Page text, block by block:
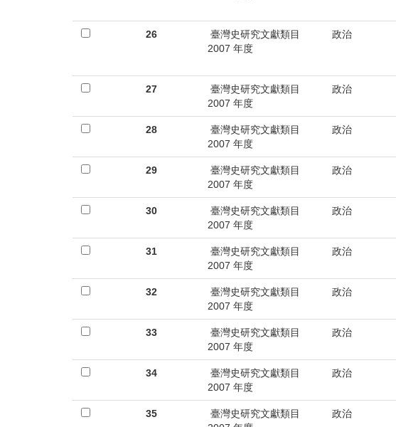
26
臺灣史研究文獻類目
2007 年度
政治
27
臺灣史研究文獻類目
2007 年度
政治
28
臺灣史研究文獻類目
2007 年度
政治
29
臺灣史研究文獻類目
2007 年度
政治
30
臺灣史研究文獻類目
2007 年度
政治
31
臺灣史研究文獻類目
2007 年度
政治
32
臺灣史研究文獻類目
2007 年度
政治
33
臺灣史研究文獻類目
2007 年度
政治
34
臺灣史研究文獻類目
2007 年度
政治
35
臺灣史研究文獻類目
政治